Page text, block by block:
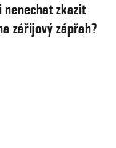
zkazit
zářijový zápřah?